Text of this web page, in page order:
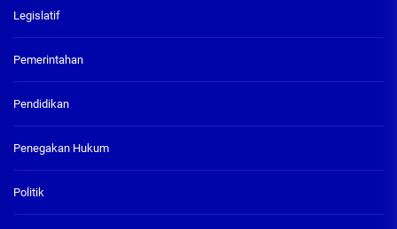
Legislatif
Pemerintahan
Pendidikan
Penegakan Hukum
Politik